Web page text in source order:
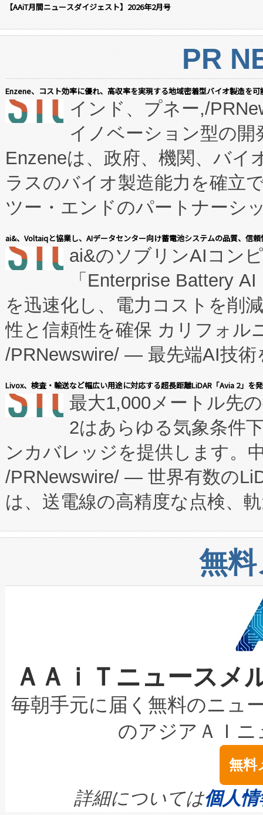
【AAiT月間ニュースダイジェスト】2026年2月号
PR
Enzene、コスト効率に優れ、高収率を実現する地域密着型バイオ製造を
インド、プネー,/
イノベーション型の
Enzeneは、政府、機関、バイ
ラスのバイオ製造能力を確立
ツー・エンドのパートナーシ
表しました。 同社の実績ある
manufacturing™ (FCCM™) プ
たNeXは、バイオ医薬品製造
従来のフェッドバッチ施設の
に、患者やサプライチェーン
キー方式で拡張性が高く、持
す。FCCM‑を活用した現地生
患者にとっての費用負担を大
のアクセスを大幅に拡大する
Fully-Connected Continuous
プログラムには、施設設計・
に関する技術移転および知的
構造化トレーニングカリキュ
上げおよび商用化段階におけ
設備整備および立ち上げ調整
加組織は、Enzeneのバイオ
選定された製品について、自
取得できる可能性もあります
設には、3億～4億ドルかか
最高経営責任者（CEO）であ
す。「当社のfully-connected
ームを利用すれば、6,000万
きます。この効率性は、フェ
ai&、Voltaiqと協業し、AIデータセンター向け蓄電池システムの品質、信
ai&のソブリンAIコン
「Enterprise Battery
を迅速化し、電力コストを削
性と信頼性を確保 カリフォル
/PRNewswire/ — 最先端AI技術
会社エーアイ・アンド：本社
President原信平）と、エンタ
ードするVoltaiqは、日本にあ
ーエネルギー貯蔵システム（
た。 Voltaiq独自のAI搭載プラ
定、統合、導入、運用に至る
安全性を追跡し、確保する事
増加しているデータセンター
る電力網に大きな負担をかけ
事業者の負担軽減という課題
系統連系を迅速にし、ピーク
限を超えて利用可能な電力容
持できるよう貢献します。こ
ービスレベル契約（SLA）違
テリー性能の劣化によるダウ
念は、現在データセンターが
ます。 Voltaiq provides a
quality and reliability for AI
Livox、検査・輸送など幅広い用途に対応する超長距離LiDAR「Avia 2」を
最大1,000メートル先
2はあらゆる気象条件
ンカバレッジを提供します。
/PRNewswire/ — 世界有数の
は、送電線の高精度な点検、
や穀物倉庫におけるバルク材
リューション「Avia 2」を発
したAvia 2は、1,000メート
狭視野のFOVを切り替えるこ
ケーブル、枝などの細かな対
なレーザースポットにより、
な環境下でも豊かなディテー
キロメートル範囲を検出
LiDAR for Inspections,
は1535 nmレーザーを搭載。
イズの小径化を実現すること
す。ノーマルモードでは、
無
ＡＡｉＴニュース
毎朝手元に届く無料のニュ
のアジアＡＩ
無料
詳細については個人